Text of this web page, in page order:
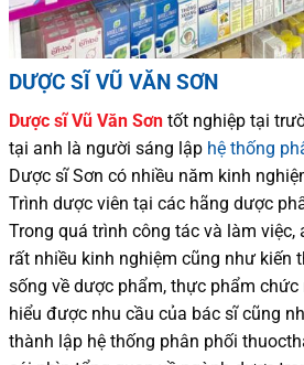
DƯỢC SĨ VŨ VĂN SƠN
Dược sĩVũ Văn Sơn tốt nghiệp tại
tại anh là người sáng lập hệ thống
Dược sĩSơn có nhiều năm kinh
Trình dược viên tại các hãng dược
Trong quá trình công tác và làm việc,
rất nhiều kinh nghiệm cũng như kiến
sống về dược phẩm, thực phẩm chức
hiểu được nhu cầu của bác sĩcũng
thành lập hệ thống phân phối